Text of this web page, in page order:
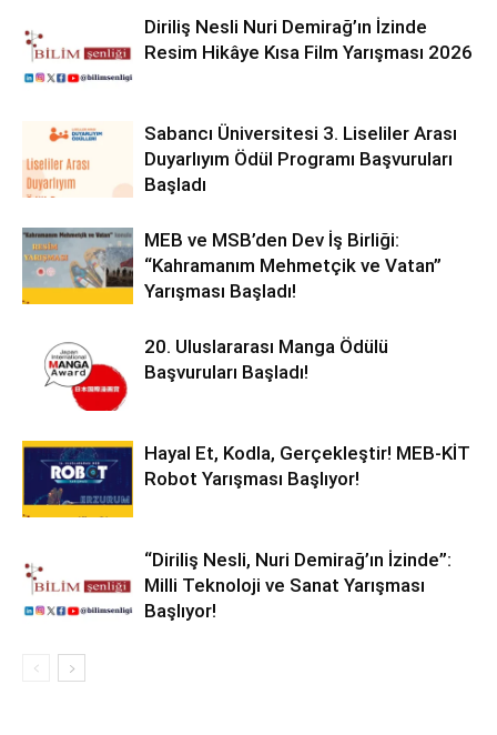
Diriliş Nesli Nuri Demirağ’ın İzinde
Resim Hikâye Kısa Film Yarışması 2026
Sabancı Üniversitesi 3. Liseliler Arası
Duyarlıyım Ödül Programı Başvuruları
Başladı
MEB ve MSB’den Dev İş Birliği:
“Kahramanım Mehmetçik ve Vatan”
Yarışması Başladı!
20. Uluslararası Manga Ödülü
Başvuruları Başladı!
Hayal Et, Kodla, Gerçekleştir! MEB-KİT
Robot Yarışması Başlıyor!
“Diriliş Nesli, Nuri Demirağ’ın İzinde”:
Milli Teknoloji ve Sanat Yarışması
Başlıyor!